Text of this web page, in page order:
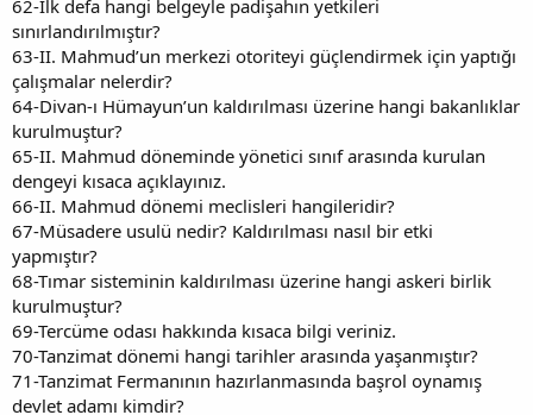
62-İlk defa hangi belgeyle padişahın yetkileri
sınırlandırılmıştır?
63-II. Mahmud’un merkezi otoriteyi güçlendirmek için yaptığı
çalışmalar nelerdir?
64-Divan-ı Hümayun’un kaldırılması üzerine hangi bakanlıklar
kurulmuştur?
65-II. Mahmud döneminde yönetici sınıf arasında kurulan
dengeyi kısaca açıklayınız.
66-II. Mahmud dönemi meclisleri hangileridir?
67-Müsadere usulü nedir? Kaldırılması nasıl bir etki
yapmıştır?
68-Tımar sisteminin kaldırılması üzerine hangi askeri birlik
kurulmuştur?
69-Tercüme odası hakkında kısaca bilgi veriniz.
70-Tanzimat dönemi hangi tarihler arasında yaşanmıştır?
71-Tanzimat Fermanının hazırlanmasında başrol oynamış
devlet adamı kimdir?